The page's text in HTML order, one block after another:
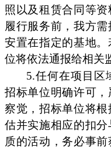
照以及租赁合同等
履行服务前，我方
安置在指定的基地
位将依法通报给相关
5.任何在项目区
招标单位明确许可
察觉，招标单位将
估并实施相应的扣
质的活动，务必事